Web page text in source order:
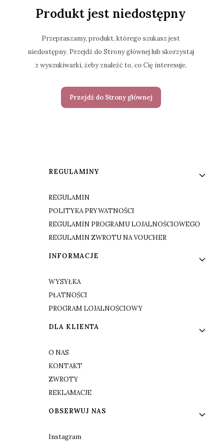
Produkt jest niedostępny
Przepraszamy, produkt, którego szukasz jest
niedostępny. Przejdź do Strony głównej lub skorzystaj
z wyszukiwarki, żeby znaleźć to, co Cię interesuje.
Przejdź do Strony głównej
Linki w stopce
REGULAMINY
REGULAMIN
POLITYKA PRYWATNOŚCI
REGULAMIN PROGRAMU LOJALNOŚCIOWEGO
REGULAMIN ZWROTU NA VOUCHER
INFORMACJE
WYSYŁKA
PŁATNOŚCI
PROGRAM LOJALNOŚCIOWY
DLA KLIENTA
O NAS
KONTAKT
ZWROTY
REKLAMACJE
OBSERWUJ NAS
Instagram